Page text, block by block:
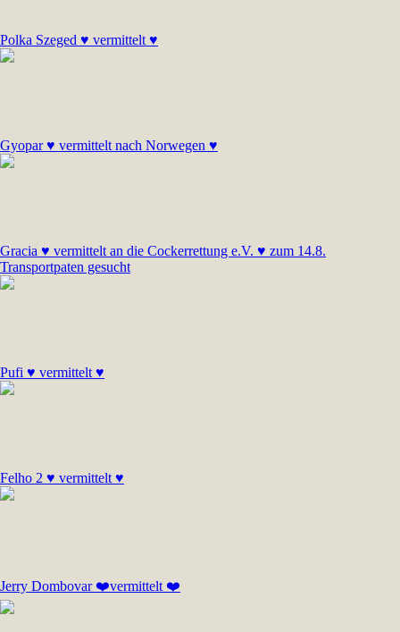
Polka Szeged ♥ vermittelt ♥
Gyopar ♥ vermittelt nach Norwegen ♥
Gracia ♥ vermittelt an die Cockerrettung e.V. ♥ zum 14.8.
Transportpaten gesucht
Pufi ♥ vermittelt ♥
Felho 2 ♥ vermittelt ♥
Jerry Dombovar ❤️vermittelt ❤️